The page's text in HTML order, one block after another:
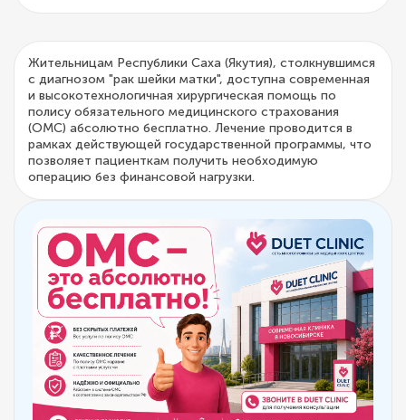
Жительницам Республики Саха (Якутия), столкнувшимся
с диагнозом "рак шейки матки", доступна современная
и высокотехнологичная хирургическая помощь по
полису обязательного медицинского страхования
(ОМС) абсолютно бесплатно. Лечение проводится в
рамках действующей государственной программы, что
позволяет пациенткам получить необходимую
операцию без финансовой нагрузки.